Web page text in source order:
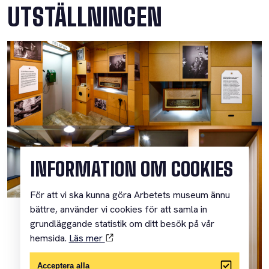
UTSTÄLLNINGEN
INFORMATION OM COOKIES
För att vi ska kunna göra Arbetets museum ännu
bättre, använder vi cookies för att samla in
grundläggande statistik om ditt besök på vår
hemsida. Läs mer
Acceptera alla